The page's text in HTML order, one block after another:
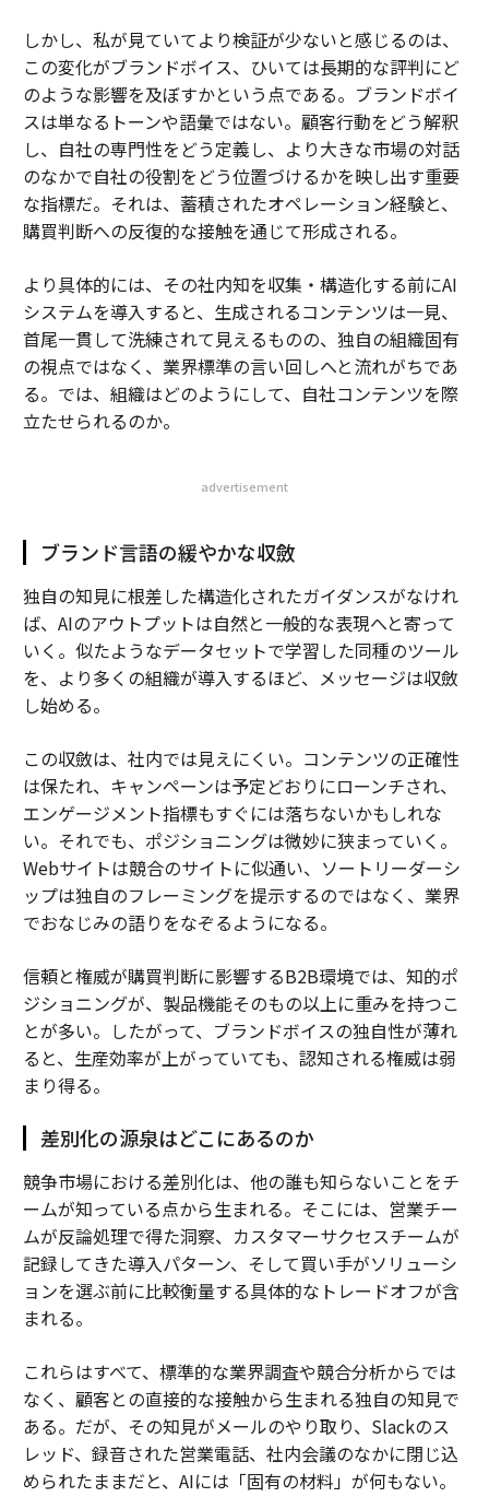
しかし、私が見ていてより検証が少ないと感じるのは、
この変化がブランドボイス、ひいては長期的な評判にど
のような影響を及ぼすかという点である。ブランドボイ
スは単なるトーンや語彙ではない。顧客行動をどう解釈
し、自社の専門性をどう定義し、より大きな市場の対話
のなかで自社の役割をどう位置づけるかを映し出す重要
な指標だ。それは、蓄積されたオペレーション経験と、
購買判断への反復的な接触を通じて形成される。
より具体的には、その社内知を収集・構造化する前にAI
システムを導入すると、生成されるコンテンツは一見、
首尾一貫して洗練されて見えるものの、独自の組織固有
の視点ではなく、業界標準の言い回しへと流れがちであ
る。では、組織はどのようにして、自社コンテンツを際
立たせられるのか。
advertisement
ブランド言語の緩やかな収斂
独自の知見に根差した構造化されたガイダンスがなけれ
ば、AIのアウトプットは自然と一般的な表現へと寄って
いく。似たようなデータセットで学習した同種のツール
を、より多くの組織が導入するほど、メッセージは収斂
し始める。
この収斂は、社内では見えにくい。コンテンツの正確性
は保たれ、キャンペーンは予定どおりにローンチされ、
エンゲージメント指標もすぐには落ちないかもしれな
い。それでも、ポジショニングは微妙に狭まっていく。
Webサイトは競合のサイトに似通い、ソートリーダーシ
ップは独自のフレーミングを提示するのではなく、業界
でおなじみの語りをなぞるようになる。
信頼と権威が購買判断に影響するB2B環境では、知的ポ
ジショニングが、製品機能そのもの以上に重みを持つこ
とが多い。したがって、ブランドボイスの独自性が薄れ
ると、生産効率が上がっていても、認知される権威は弱
まり得る。
差別化の源泉はどこにあるのか
競争市場における差別化は、他の誰も知らないことをチ
ームが知っている点から生まれる。そこには、営業チー
ムが反論処理で得た洞察、カスタマーサクセスチームが
記録してきた導入パターン、そして買い手がソリューシ
ョンを選ぶ前に比較衡量する具体的なトレードオフが含
まれる。
これらはすべて、標準的な業界調査や競合分析からでは
なく、顧客との直接的な接触から生まれる独自の知見で
ある。だが、その知見がメールのやり取り、Slackのス
レッド、録音された営業電話、社内会議のなかに閉じ込
められたままだと、AIには「固有の材料」が何もない。